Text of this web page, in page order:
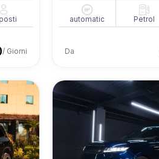
posti
/ Giorni
automatic Petrol
Da